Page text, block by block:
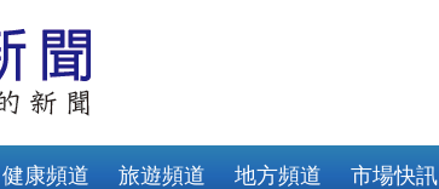
健康頻道 旅遊頻道 地方頻道 市場快訊